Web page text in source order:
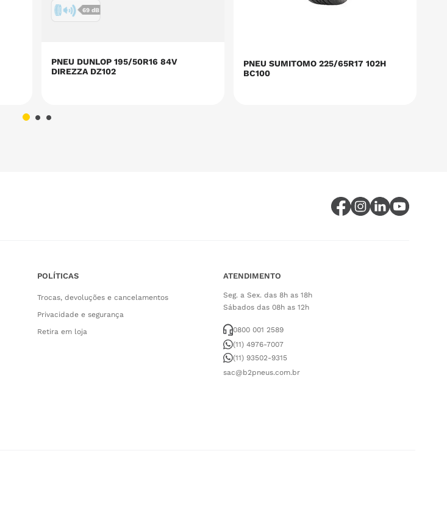
69 dB
PNEU DUNLOP 195/50R16 84V
DIREZZA DZ102
PNEU SUMITOMO 225/65R17 102H
BC100
POLÍTICAS
Trocas, devoluções e cancelamentos
Privacidade e segurança
Retira em loja
ATENDIMENTO
Seg. a Sex. das 8h as 18h
Sábados das 08h as 12h
0800 001 2589
(11) 4976-7007
(11) 93502-9315
sac@b2pneus.com.br